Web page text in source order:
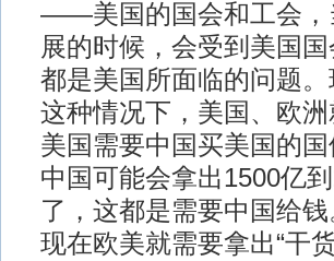
——美国的国会和工会，
展的时候，会受到美国
都是美国所面临的问题
这种情况下，美国、欧
美国需要中国买美国的
中国可能会拿出1500亿
了，这都是需要中国给
现在欧美就需要拿出“干